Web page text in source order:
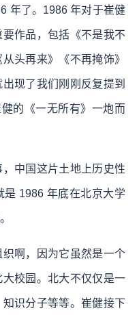
年了。1986 年对于崔健
作品，包括《不是我不
头再来》《不再掩饰》
现了我们刚刚反复提到
的《一无所有》一炮而
中国这片土地上历史性
1986 年底在北京大学
啊，因为它虽然是一个
校园。北大不仅仅是一
识分子等等。崔健接下